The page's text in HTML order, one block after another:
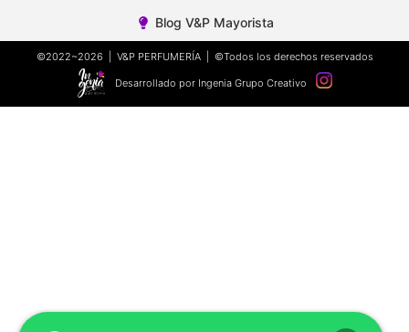
Blog V&P Mayorista
©2022~2026 | V&P PERFUMERÍA | ©Todos los derechos reservados
Desarrollado por Ingenia Grupo Creativo